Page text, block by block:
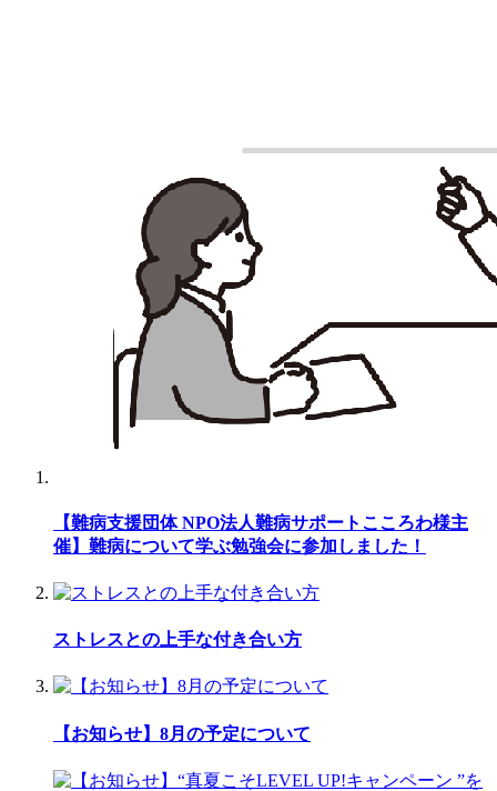
【難病支援団体 NPO法人難病サポートこころわ様主
催】難病について学ぶ勉強会に参加しました！
ストレスとの上手な付き合い方
【お知らせ】8月の予定について